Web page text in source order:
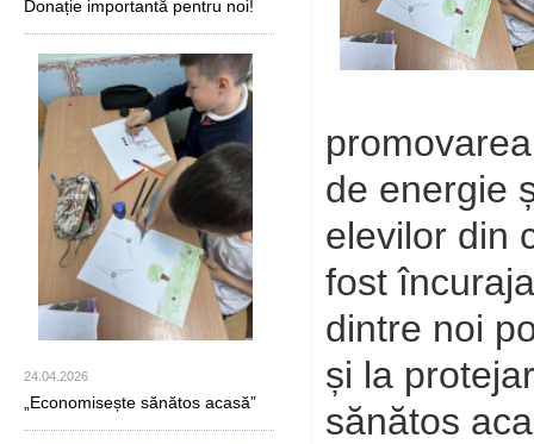
Donație importantă pentru noi!
24.04.2026
„Economisește sănătos acasă”
de energie
elevilor din
fost
dintre noi
și la
sănătos